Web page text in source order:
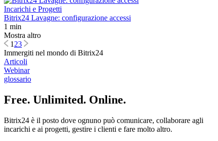
Incarichi e Progetti
Bitrix24 Lavagne: configurazione accessi
1 min
Mostra altro
123
Immergiti nel mondo di Bitrix24
Articoli
Webinar
glossario
Free. Unlimited. Online.
Bitrix24 è il posto dove ognuno può comunicare, collaborare agli
incarichi e ai progetti, gestire i clienti e fare molto altro.